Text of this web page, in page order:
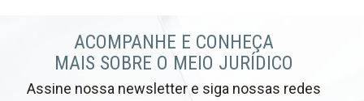
ACOMPANHE E CONHEÇA
MAIS SOBRE O MEIO JURÍDICO
Assine nossa newsletter e siga nossas redes